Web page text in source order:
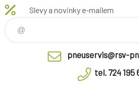
Slevy a novinky e-mailem
pneuservis@rsv-
tel. 724 195